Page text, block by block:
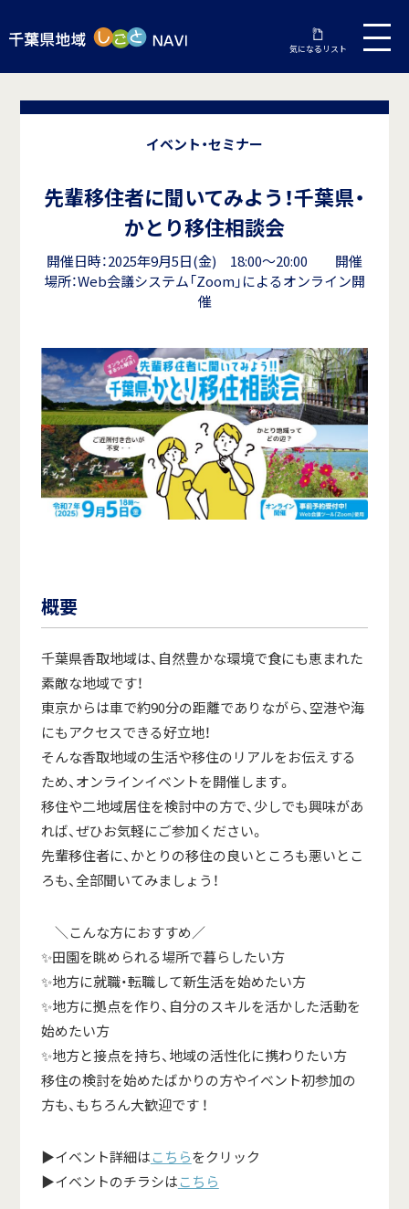
気になるリスト
イベント・セミナー
先輩移住者に聞いてみよう！千葉県・
かとり移住相談会
開催日時：2025年9月5日(金) 18:00～20:00 開催
場所：Web会議システム「Zoom」によるオンライン開
催
概要
千葉県香取地域は、自然豊かな環境で食にも恵まれた
素敵な地域です！
東京からは車で約90分の距離でありながら、空港や海
にもアクセスできる好立地！
そんな香取地域の生活や移住のリアルをお伝えする
ため、オンラインイベントを開催します。
移住や二地域居住を検討中の方で、少しでも興味があ
れば、ぜひお気軽にご参加ください。
先輩移住者に、かとりの移住の良いところも悪いとこ
ろも、全部聞いてみましょう！
＼こんな方におすすめ／
✨田園を眺められる場所で暮らしたい方
✨地方に就職・転職して新生活を始めたい方
✨地方に拠点を作り、自分のスキルを活かした活動を
始めたい方
✨地方と接点を持ち、地域の活性化に携わりたい方
移住の検討を始めたばかりの方やイベント初参加の
方も、もちろん大歓迎です ！
▶イベント詳細はこちらをクリック
▶イベントのチラシはこちら